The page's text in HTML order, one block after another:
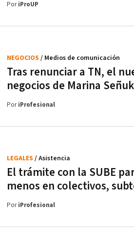
PoriProUP
Tras renunciar a TN, el
negocios de Marina Señuk
NEGOCIOS / Medios de comunicación
PoriProfesional
El trámite con la SUBE
menos en colectivos,
LEGALES / Asistencia
PoriProfesional